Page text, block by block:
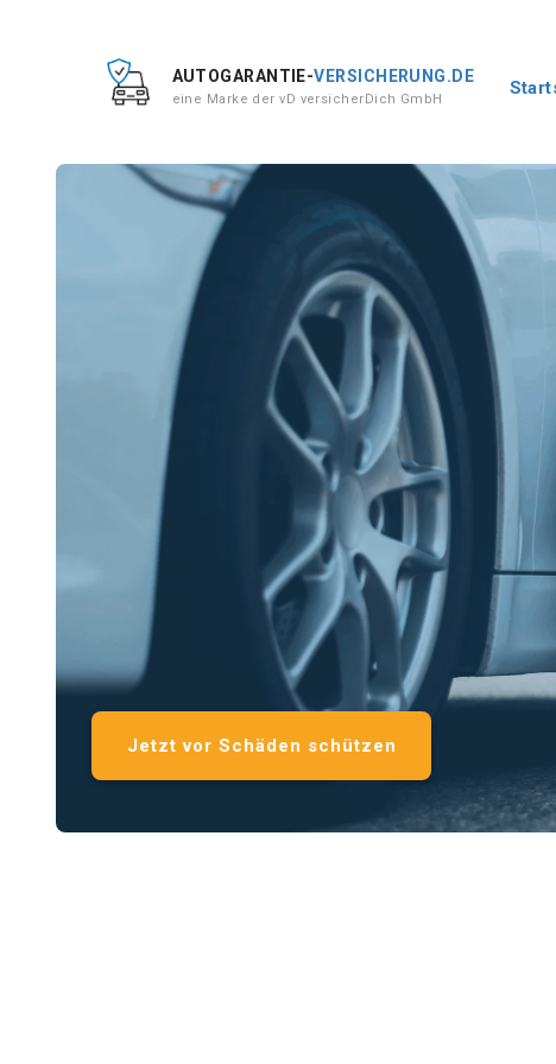
AUTOGARANTIE-VERSICHERUNG.DE
eine Marke der vD versicherDich GmbH
Jetzt vor Schäden schützen